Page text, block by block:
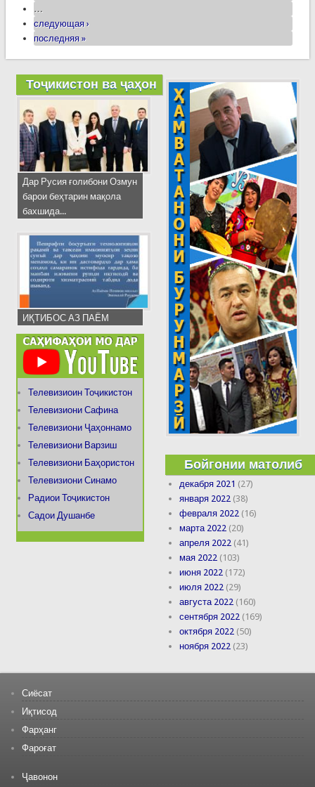
…
следующая ›
последняя »
Тоҷикистон ва ҷаҳон
Дар Русия ғолибони Озмун
барои беҳтарин мақола
бахшида...
ИҚТИБОС АЗ ПАЁМ
Телевизиоин Тоҷикистон
Телевизиони Сафина
Телевизиони Ҷаҳоннамо
Телевизиони Варзиш
Телевизиони Баҳористон
Телевизиони Синамо
Радиои Тоҷикистон
Садои Душанбе
Бойгонии матолиб
декабря 2021 (27)
января 2022 (38)
февраля 2022 (16)
марта 2022 (20)
апреля 2022 (41)
мая 2022 (103)
июня 2022 (172)
июля 2022 (29)
августа 2022 (160)
сентября 2022 (169)
октября 2022 (50)
ноября 2022 (23)
Сиёсат
Иқтисод
Фарҳанг
Фароғат
Ҷавонон